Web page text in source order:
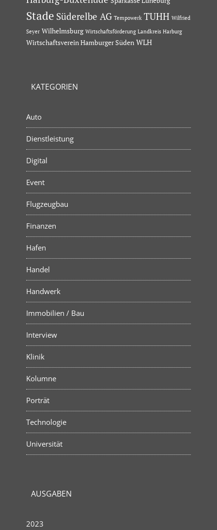
Stade Süderelbe AG Tempowerk TUHH Wilfried
Seyer Wilhelmsburg Wirtschaftsförderung Landkreis Harburg
Wirtschaftsverein Hamburger Süden WLH
KATEGORIEN
Auto
Dienstleistung
Digital
Event
Flugzeugbau
Finanzen
Hafen
Handel
Handwerk
Immobilien / Bau
Interview
Klinik
Kolumne
Porträt
Technologie
Universität
AUSGABEN
2023